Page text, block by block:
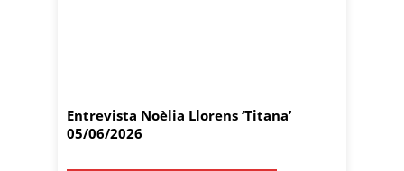
Entrevista Noèlia Llorens ‘Titana’
05/06/2026